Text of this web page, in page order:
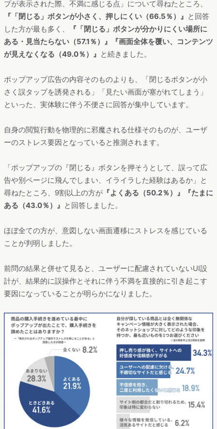
プが表示された際、不満に感じる点」について尋ねたところ、
『「閉じる」ボタンが小さく、押しにくい（66.5％）』 と回答
した方が最も多く、
『「閉じる」ボタンが分かりにくい場所に
ある・見当たらない（57.1％）』『画面全体を覆い、コンテンツ
が見えなくなる（49.0％）』 と続きました。
ポップアップ広告の内容そのものよりも、「閉じるボタンが小
さく誤タップを誘発される」「見たい画面が塞がれてしまう」
といった、実体験に伴う不便さに回答が集中しています。
自身の閲覧行動を物理的に邪魔される仕様そのものが、ユーザ
ーのストレス要因となっていると推測されます。
「ポップアップの『閉じる』ボタンを押そうとして、誤って広
告や別ページに飛んでしまい、イライラした経験はあるか」と
尋ねたところ、9割以上の方が 『よくある（50.2％）』『たまに
ある（43.0％）』 と回答しました。
ほぼ全ての方が、意図しない画面遷移にストレスを感じている
ことが判明しました。
前問の結果と併せて見ると、ユーザーに配慮されていないUI設
計が、結果的に誤操作とそれに伴う不満を直接的に引き起こす
要因になっていることが明らかになりました。